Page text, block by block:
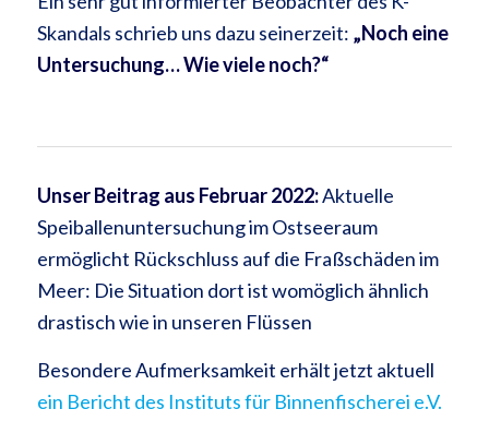
Skandals schrieb uns dazu seinerzeit: „Noch eine
Untersuchung…Wie viele noch?“
Unser Beitrag aus Februar 2022:Aktuelle
Speiballenuntersuchung im Ostseeraum
ermöglicht Rückschluss auf die Fraßschäden im
Meer: Die Situation dort ist womöglich ähnlich
drastisch wie in unseren Flüssen
Besondere Aufmerksamkeit erhält jetzt aktuell
ein Bericht des Instituts für Binnenfischerei e.V.